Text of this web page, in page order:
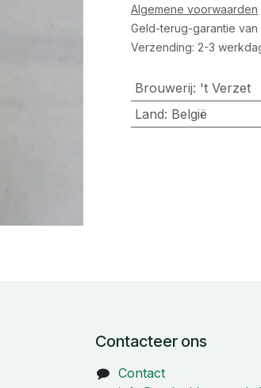
Algemene voorwaarden
Geld-terug-garantie
Verzending: 2-3
Brouwerij: 't Verzet
Land: België
Contacteer ons
Contact